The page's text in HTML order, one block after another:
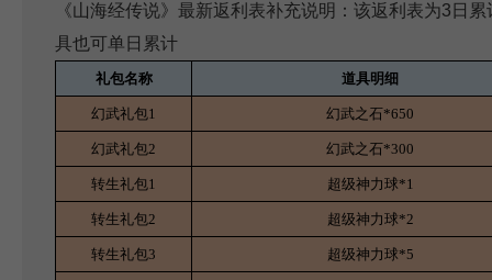
《山海经传说》最新返利表补充说明：该返利表为3 日
具也可单日累计
礼包名称 道具明细
幻武礼包1 幻武之石*650
幻武礼包2 幻武之石*300
转生礼包1 超级神力球*1
转生礼包2 超级神力球*2
转生礼包3 超级神力球*5